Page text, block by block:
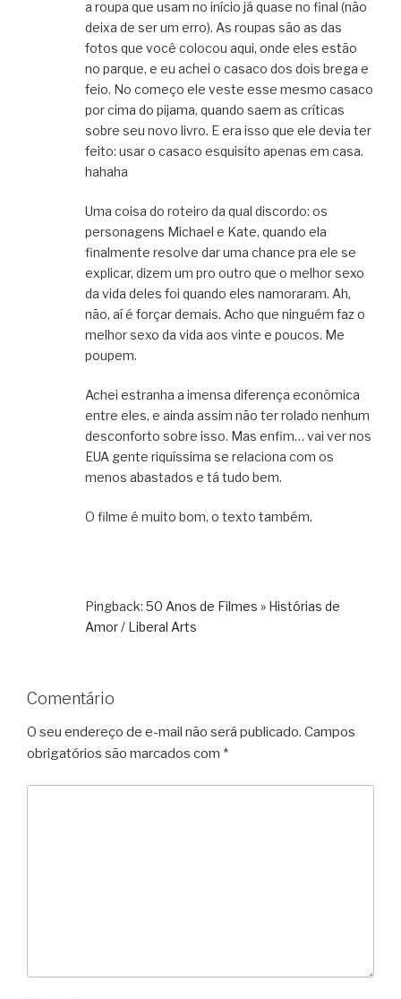
a roupa que usam no início já quase no final (não
deixa de ser um erro). As roupas são as das
fotos que você colocou aqui, onde eles estão
no parque, e eu achei o casaco dos dois brega e
feio. No começo ele veste esse mesmo casaco
por cima do pijama, quando saem as críticas
sobre seu novo livro. E era isso que ele devia ter
feito: usar o casaco esquisito apenas em casa.
hahaha
Uma coisa do roteiro da qual discordo: os
personagens Michael e Kate, quando ela
finalmente resolve dar uma chance pra ele se
explicar, dizem um pro outro que o melhor sexo
da vida deles foi quando eles namoraram. Ah,
não, aí é forçar demais. Acho que ninguém faz o
melhor sexo da vida aos vinte e poucos. Me
poupem.
Achei estranha a imensa diferença econômica
entre eles, e ainda assim não ter rolado nenhum
desconforto sobre isso. Mas enfim… vai ver nos
EUA gente riquíssima se relaciona com os
menos abastados e tá tudo bem.
O filme é muito bom, o texto também.
Pingback: 50 Anos de Filmes » Histórias de
Amor / Liberal Arts
Comentário
O seu endereço de e-mail não será publicado. Campos
obrigatórios são marcados com *